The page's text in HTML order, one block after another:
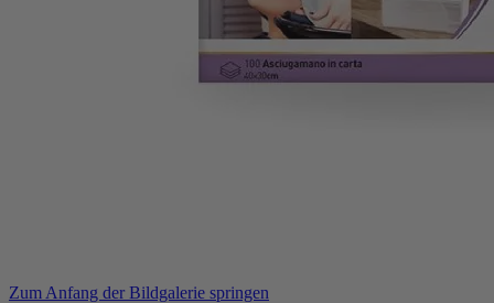
Zum Anfang der Bildgalerie springen